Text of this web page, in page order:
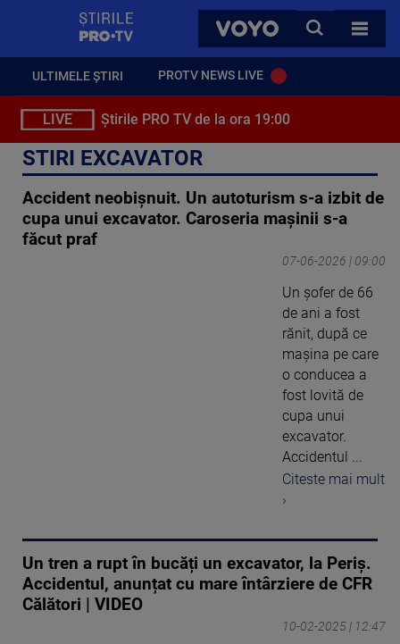
VOYO
CAUTA
TOATE
ULTIMELE ȘTIRI PROTV NEWS LIVE
LIVE Știrile PRO TV de la ora 19:00
STIRI EXCAVATOR
Accident neobișnuit. Un autoturism s-a izbit de
cupa unui excavator. Caroseria mașinii s-a
făcut praf
07-06-2026 | 09:00
Un șofer de 66
de ani a fost
rănit, după ce
mașina pe care
o conducea a
fost lovită de
cupa unui
excavator.
Accidentul ...
Citeste mai mult
›
Un tren a rupt în bucăți un excavator, la Periș.
Accidentul, anunțat cu mare întârziere de CFR
Călători | VIDEO
10-02-2025 | 12:47